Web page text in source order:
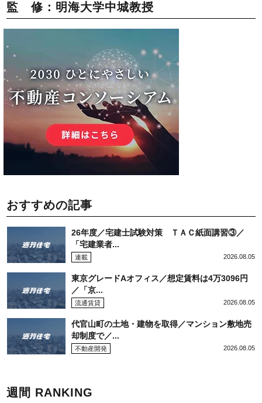
監 修：明海大学中城教授
おすすめの記事
26年度／宅建士試験対策 ＴＡＣ紙面講習③／
「宅建業者...
連載 2026.08.05
東京グレードAオフィス／想定賃料は4万3096円
／「京...
流通賃貸 2026.08.05
代官山町の土地・建物を取得／マンション敷地売
却制度で／...
不動産開発 2026.08.05
週間 RANKING